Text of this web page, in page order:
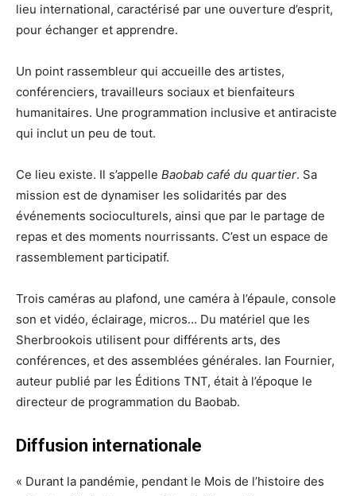
lieu international, caractérisé par une ouverture d’esprit,
pour échanger et apprendre.
Un point rassembleur qui accueille des artistes,
conférenciers, travailleurs sociaux et bienfaiteurs
humanitaires. Une programmation inclusive et antiraciste
qui inclut un peu de tout.
Ce lieu existe. Il s’appelle Baobab café du quartier. Sa
mission est de dynamiser les solidarités par des
événements socioculturels, ainsi que par le partage de
repas et des moments nourrissants. C’est un espace de
rassemblement participatif.
Trois caméras au plafond, une caméra à l’épaule, console
son et vidéo, éclairage, micros… Du matériel que les
Sherbrookois utilisent pour différents arts, des
conférences, et des assemblées générales. Ian Fournier,
auteur publié par les Éditions TNT, était à l’époque le
directeur de programmation du Baobab.
Diffusion internationale
« Durant la pandémie, pendant le Mois de l’histoire des